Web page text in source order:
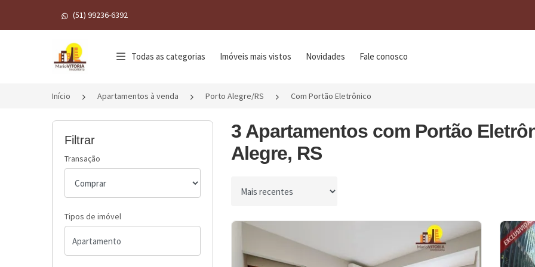
(51) 99236-6392
Página inicial
Todas as categorias Imóveis mais vistos Novidades Fale conosco
Início Apartamentos à venda Porto Alegre/RS Com Portão Eletrônico
Filtrar
Transação
Tipos de imóvel
3 Apartamentos com Portão
Alegre, RS
Ordenar por